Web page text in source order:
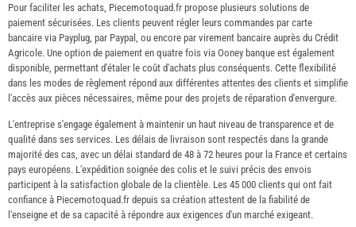
Pour faciliter les achats, Piecemotoquad.fr propose plusieurs solutions de
paiement sécurisées. Les clients peuvent régler leurs commandes par carte
bancaire via Payplug, par Paypal, ou encore par virement bancaire auprès du Crédit
Agricole. Une option de paiement en quatre fois via Ooney banque est également
disponible, permettant d'étaler le coût d'achats plus conséquents. Cette flexibilité
dans les modes de règlement répond aux différentes attentes des clients et simplifie
l'accès aux pièces nécessaires, même pour des projets de réparation d'envergure.
L'entreprise s'engage également à maintenir un haut niveau de transparence et de
qualité dans ses services. Les délais de livraison sont respectés dans la grande
majorité des cas, avec un délai standard de 48 à 72 heures pour la France et certains
pays européens. L'expédition soignée des colis et le suivi précis des envois
participent à la satisfaction globale de la clientèle. Les 45 000 clients qui ont fait
confiance à Piecemotoquad.fr depuis sa création attestent de la fiabilité de
l'enseigne et de sa capacité à répondre aux exigences d'un marché exigeant.